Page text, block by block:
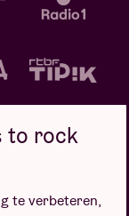
to rock
te verbeteren,